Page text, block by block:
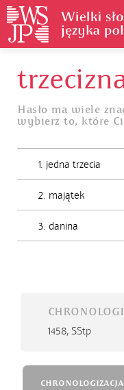
Hasło ma wiele
wybierz to, które
1. jedna trzecia
2. majątek
3. danina
1458, SStp
CHRONOLOGIZACJA